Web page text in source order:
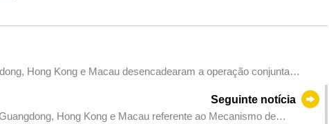
Hong Kong e Macau desencadearam a operação conjunta
Seguinte notícia
Hong Kong e Macau referente ao Mecanismo de